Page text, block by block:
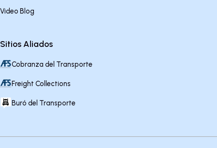
Video Blog
Sitios Aliados
Cobranza del Transporte
Freight Collections
Buró del Transporte